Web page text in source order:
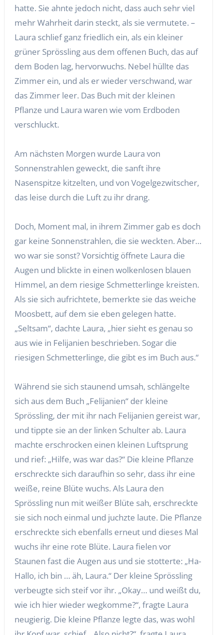
hatte. Sie ahnte jedoch nicht, dass auch sehr viel
mehr Wahrheit darin steckt, als sie vermutete. –
Laura schlief ganz friedlich ein, als ein kleiner
grüner Sprössling aus dem offenen Buch, das auf
dem Boden lag, hervorwuchs. Nebel hüllte das
Zimmer ein, und als er wieder verschwand, war
das Zimmer leer. Das Buch mit der kleinen
Pflanze und Laura waren wie vom Erdboden
verschluckt.
Am nächsten Morgen wurde Laura von
Sonnenstrahlen geweckt, die sanft ihre
Nasenspitze kitzelten, und von Vogelgezwitscher,
das leise durch die Luft zu ihr drang.
Doch, Moment mal, in ihrem Zimmer gab es doch
gar keine Sonnenstrahlen, die sie weckten. Aber…
wo war sie sonst? Vorsichtig öffnete Laura die
Augen und blickte in einen wolkenlosen blauen
Himmel, an dem riesige Schmetterlinge kreisten.
Als sie sich aufrichtete, bemerkte sie das weiche
Moosbett, auf dem sie eben gelegen hatte.
„Seltsam“, dachte Laura, „hier sieht es genau so
aus wie in Felijanien beschrieben. Sogar die
riesigen Schmetterlinge, die gibt es im Buch aus.“
Während sie sich staunend umsah, schlängelte
sich aus dem Buch „Felijanien“ der kleine
Sprössling, der mit ihr nach Felijanien gereist war,
und tippte sie an der linken Schulter ab. Laura
machte erschrocken einen kleinen Luftsprung
und rief: „Hilfe, was war das?“ Die kleine Pflanze
erschreckte sich daraufhin so sehr, dass ihr eine
weiße, reine Blüte wuchs. Als Laura den
Sprössling nun mit weißer Blüte sah, erschreckte
sie sich noch einmal und juchzte laute. Die Pflanze
erschreckte sich ebenfalls erneut und dieses Mal
wuchs ihr eine rote Blüte. Laura fielen vor
Staunen fast die Augen aus und sie stotterte: „Ha-
Hallo, ich bin … äh, Laura.“ Der kleine Sprössling
verbeugte sich steif vor ihr. „Okay… und weißt du,
wie ich hier wieder wegkomme?“, fragte Laura
neugierig. Die kleine Pflanze legte das, was wohl